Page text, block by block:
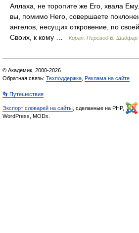
Аллаха, не торопите же Его, хвала
вы, помимо Него, совершаете
ангелов, несущих откровение, по
Своих, к кому …
Коран. Перевод Б. Шидфар
© Академик, 2000-2026
Обратная связь: Техподдержка Реклама на сайте
👣 Путешествия
Экспорт словарей на сайты , сделанные на PHP,
WordPress, MODx.